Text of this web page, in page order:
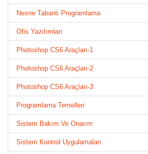
Nesne Tabanlı Programlama
Ofis Yazılımları
Photoshop CS6 Araçları-1
Photoshop CS6 Araçları-2
Photoshop CS6 Araçları-3
Programlama Temelleri
Sistem Bakım Ve Onarım
Sistem Kontrol Uygulamaları